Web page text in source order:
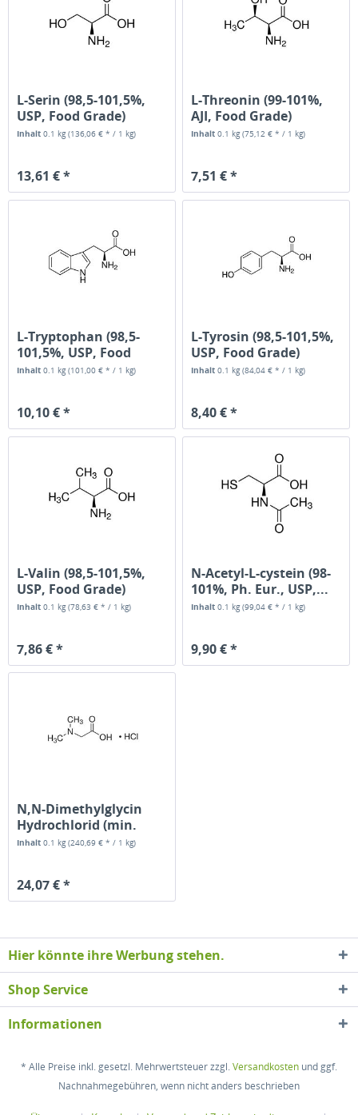
L-Serin (98,5-101,5%,
USP, Food Grade)
Inhalt0.1 kg(136,06 € * / 1 kg)
13,61 € *
L-Threonin (99-101%,
AJI, Food Grade)
Inhalt0.1 kg(75,12 € * / 1 kg)
7,51 € *
L-Tryptophan (98,5-
101,5%, USP, Food
Grade)
Inhalt0.1 kg(101,00 € * / 1 kg)
10,10 € *
L-Tyrosin (98,5-101,5%,
USP, Food Grade)
Inhalt0.1 kg(84,04 € * / 1 kg)
8,40 € *
L-Valin (98,5-101,5%,
USP, Food Grade)
Inhalt0.1 kg(78,63 € * / 1 kg)
7,86 € *
N-Acetyl-L-cystein (98-
101%, Ph. Eur., USP,...
Inhalt0.1 kg(99,04 € * / 1 kg)
9,90 € *
N,N-Dimethylglycin
Hydrochlorid (min.
98%, Food...
Inhalt0.1 kg(240,69 € * / 1 kg)
24,07 € *
Hier könnte ihre Werbung stehen.
Shop Service
Informationen
* Alle Preise inkl. gesetzl. Mehrwertsteuer zzgl.Versandkosten und ggf.
Nachnahmegebühren, wenn nicht anders beschrieben